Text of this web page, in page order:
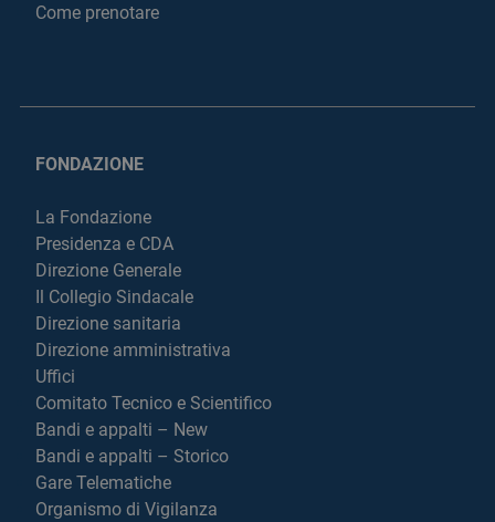
Come prenotare
FONDAZIONE
La Fondazione
Presidenza e CDA
Direzione Generale
Il Collegio Sindacale
Direzione sanitaria
Direzione amministrativa
Uffici
Comitato Tecnico e Scientifico
Bandi e appalti – New
Bandi e appalti – Storico
Gare Telematiche
Organismo di Vigilanza